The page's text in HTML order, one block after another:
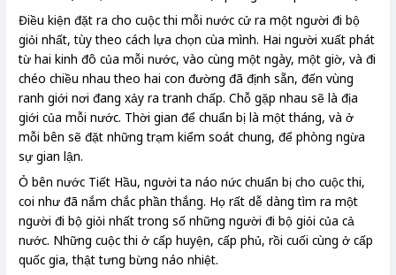
Điều kiện đặt ra cho cuộc thi mỗi nước cử ra một người đi bộ
giỏi nhất, tùy theo cách lựa chọn cùa mình. Hai người xuất phát
từ hai kinh đô của mỗi nước, vào cùng một ngày, một giờ, và đi
chéo chiều nhau theo hai con đường đã định sẵn, đến vùng
ranh giới nơi đang xảy ra tranh chấp. Chỗ gặp nhau sẽ là địa
giới của mỗi nước. Thời gian để chuẩn bị là một tháng, và ở
mỗi bên sẽ đặt những trạm kiểm soát chung, để phòng ngừa
sự gian lận.
Ỏ bên nước Tiết Hầu, người ta náo nức chuẩn bị cho cuộc thi,
coi như đã nắm chắc phần thắng. Họ rất dễ dàng tìm ra một
người đi bộ giỏi nhất trong số những người đi bộ giỏi của cả
nước. Những cuộc thi ở cấp huyện, cấp phủ, rồi cuối cùng ở cấp
quốc gia, thật tưng bừng náo nhiệt.